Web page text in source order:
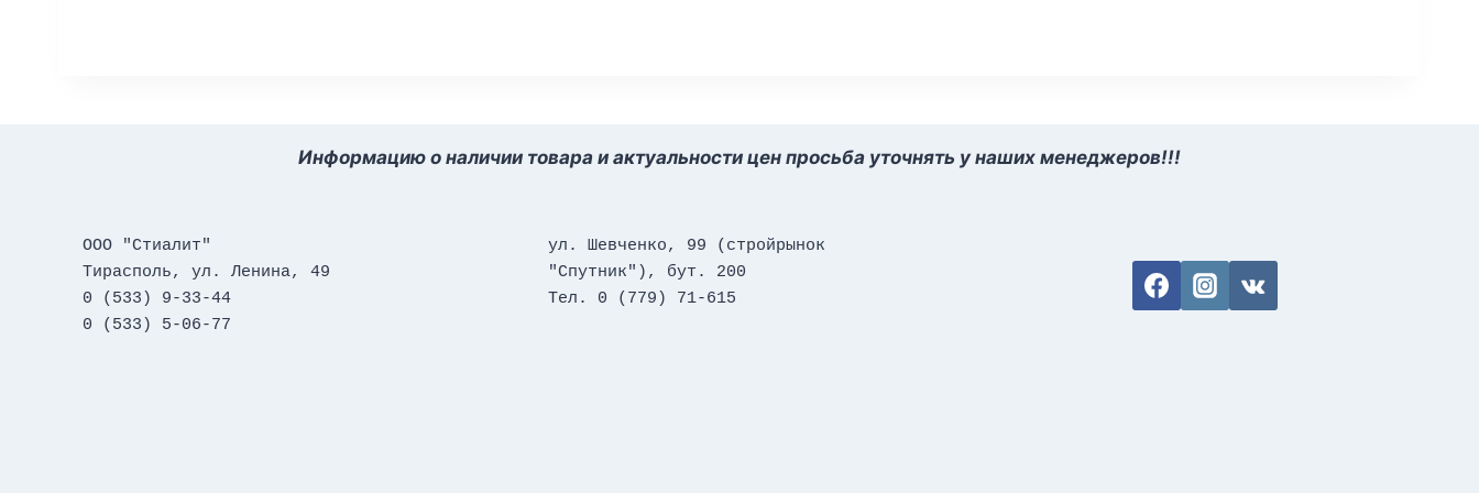
Информацию о наличии товара и актуальности цен просьба уточнять у наших менеджеров!!!
ООО "Стиалит"
Тирасполь, ул. Ленина, 49
0 (533) 9-33-44
0 (533) 5-06-77
ул. Шевченко, 99 (стройрынок
"Спутник"), бут. 200
Тел. 0 (779) 71-615